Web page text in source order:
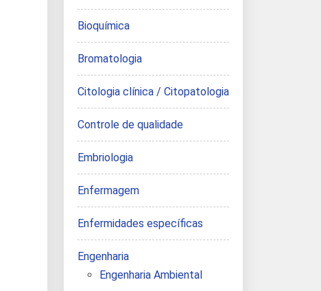
Bioquímica
Bromatologia
Citologia clínica / Citopatologia
Controle de qualidade
Embriologia
Enfermagem
Enfermidades específicas
Engenharia
Engenharia Ambiental